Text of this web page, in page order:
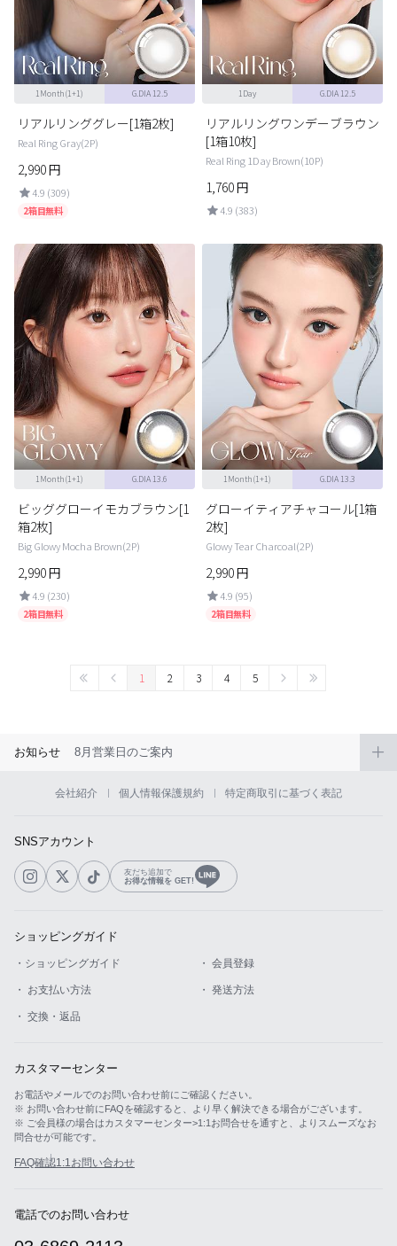
1Month(1+1) G.DIA 12.5
リアルリンググレー[1箱2枚]
Real Ring Gray(2P)
2,990円
4.9 (309)
2箱目無料
1Day G.DIA 12.5
リアルリングワンデーブラウン
[1箱10枚]
Real Ring 1Day Brown(10P)
1,760円
4.9 (383)
1Month(1+1) G.DIA 13.6
ビッググローイモカブラウン[1
箱2枚]
Big Glowy Mocha Brown(2P)
2,990円
4.9 (230)
2箱目無料
1Month(1+1) G.DIA 13.3
グローイティアチャコール[1箱
2枚]
Glowy Tear Charcoal(2P)
2,990円
4.9 (95)
2箱目無料
1 2 3 4 5
お知らせ 8月営業日のご案内
会社紹介 個人情報保護規約 特定商取引に基づく表記
SNSアカウント
友だち追加で
お得な情報を GET!
ショッピングガイド
・ショッピングガイド ・ 会員登録
・ お支払い方法 ・ 発送方法
・ 交換・返品
カスタマーセンター
お電話やメールでのお問い合わせ前にご確認ください。
※ お問い合わせ前にFAQを確認すると、より早く解決できる場合がございます。
※ ご会員様の場合はカスタマーセンター>1:1お問合せを通すと、よりスムーズなお
問合せが可能です。
FAQ確認1:1お問い合わせ
電話でのお問い合わせ